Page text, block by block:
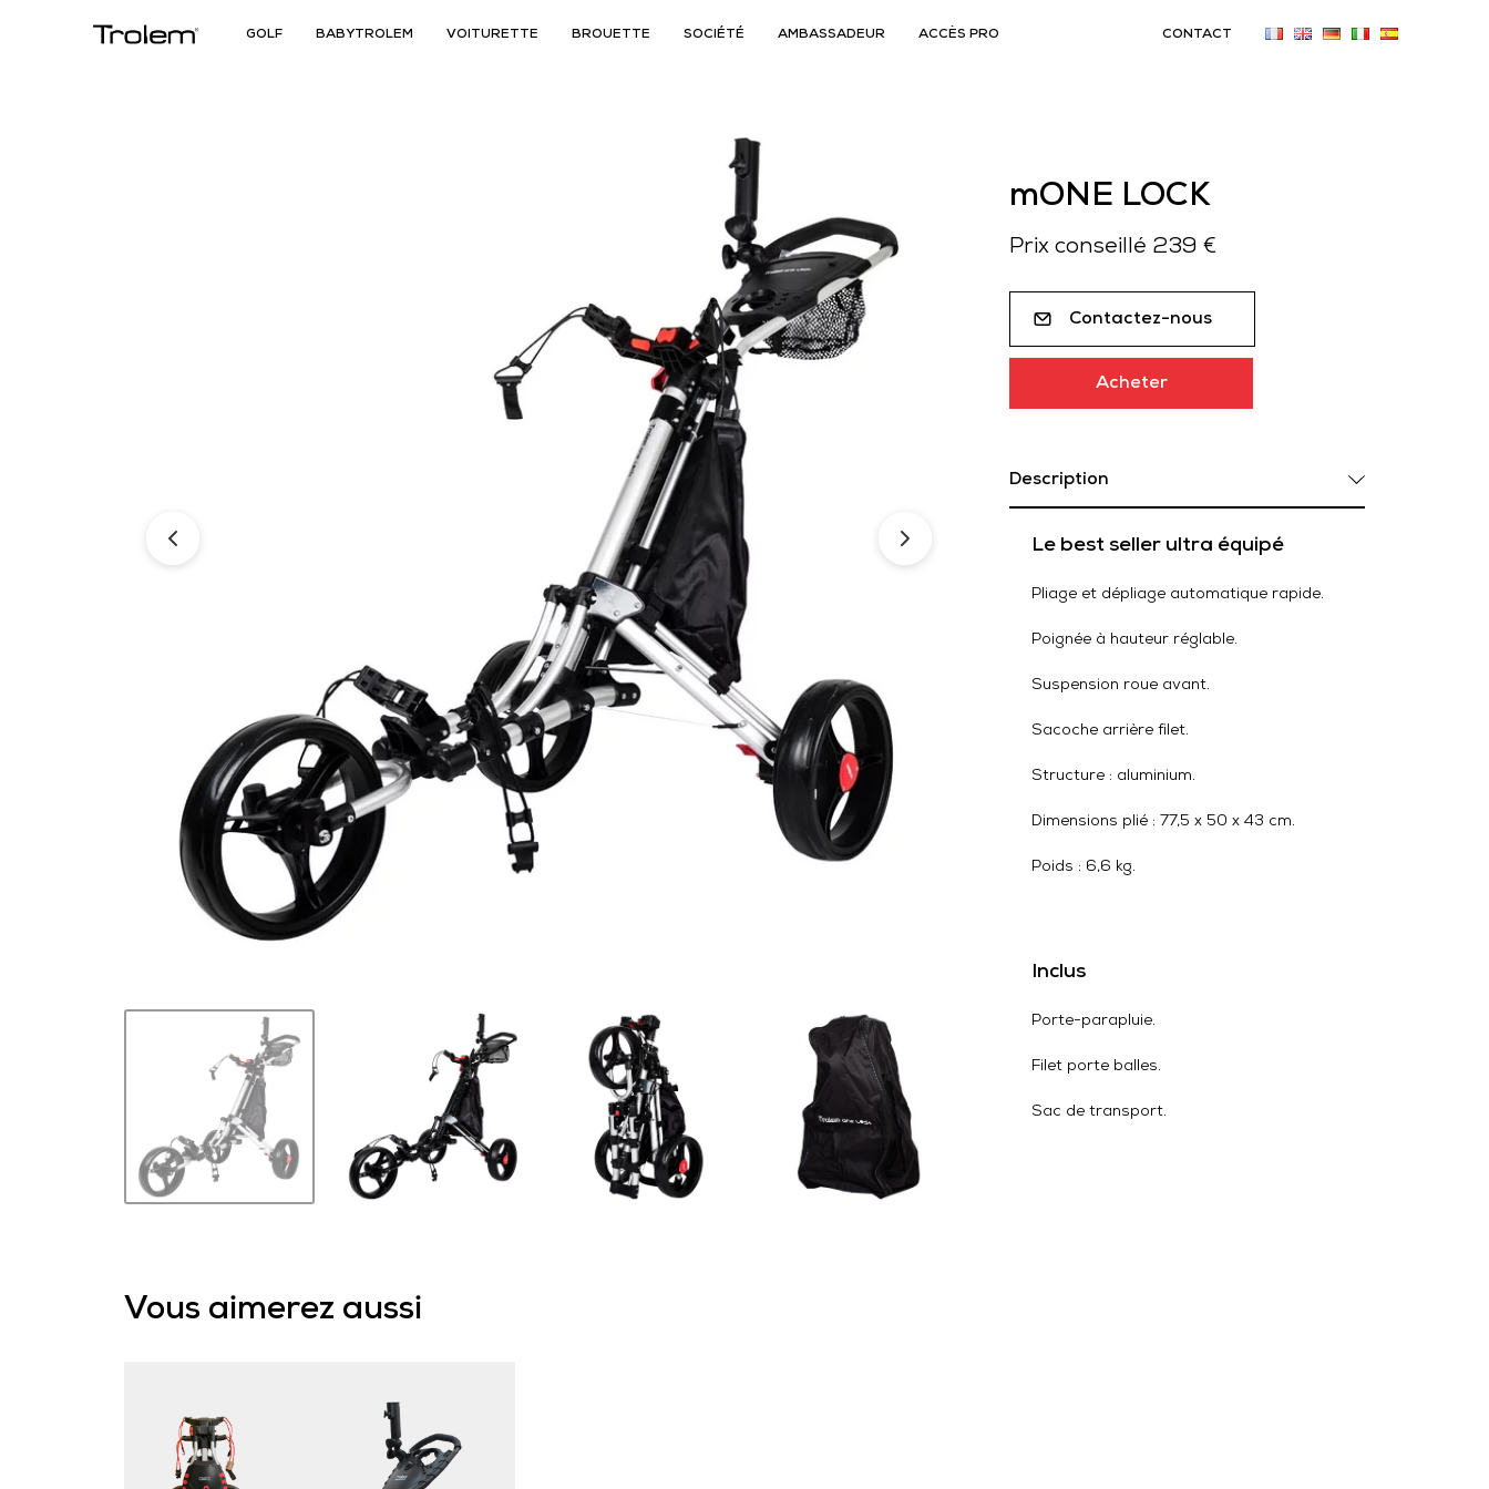
GOLF BABYTROLEM VOITURETTE BROUETTE SOCIÉTÉ AMBASSADEUR ACCÈS PRO CONTACT
mONE LOCK
Prix conseillé 239 €
Contactez-nous
Acheter
Description
Le best seller ultra équipé
Pliage et dépliage automatique rapide.
Poignée à hauteur réglable.
Suspension roue avant.
Sacoche arrière filet.
Structure : aluminium.
Dimensions plié : 77,5 x 50 x 43 cm.
Poids : 6,6 kg.
Inclus
Porte-parapluie.
Filet porte balles.
Sac de transport.
Vous aimerez aussi